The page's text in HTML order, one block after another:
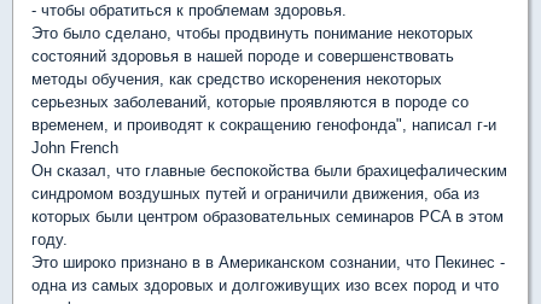
- чтобы обратиться к проблемам здоровья.
Это было сделано, чтобы продвинуть понимание некоторых
состояний здоровья в нашей породе и совершенствовать
методы обучения, как средство искоренения некоторых
серьезных заболеваний, которые проявляются в породе со
временем, и проиводят к сокращению генофонда", написал г-и
John French
Он сказал, что главные беспокойства были брахицефалическим
синдромом воздушных путей и ограничили движения, оба из
которых были центром образовательных семинаров PCA в этом
году.
Это широко признано в в Американском сознании, что Пекинес -
одна из самых здоровых и долгоживущих изо всех пород и что